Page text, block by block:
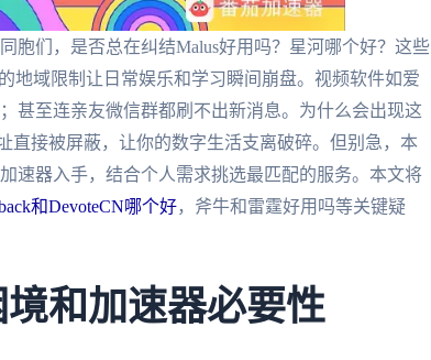
胞们，是否总在纠结Malus好用吗？星河哪个好？这些
域限制让日常娱乐和学习瞬间崩盘。视频软件如爱
甚至连亲友微信群都刷不出新消息。为什么会出现这
直接被屏蔽，让你的数字生活支离破碎。但别急，本
速器入手，结合个人需求挑选最匹配的服务。本文将
和DevoteCN哪个好，斧牛和雷霆好用吗等关键疑
和加速器必要性